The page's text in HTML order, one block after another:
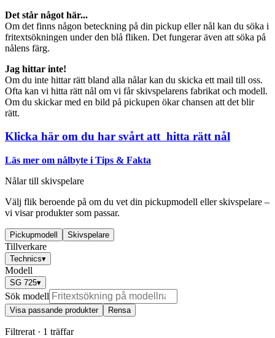
Det står något här...
Om det finns någon beteckning på din pickup eller nål kan du söka i
fritextsökningen under den blå fliken. Det fungerar även att söka på
nålens färg.
Jag hittar inte!
Om du inte hittar rätt bland alla nålar kan du skicka ett mail till oss.
Ofta kan vi hitta rätt nål om vi får skivspelarens fabrikat och modell.
Om du skickar med en bild på pickupen ökar chansen att det blir
rätt.
Klicka här om du har svårt att hitta rätt nål
Läs mer om nålbyte i Tips & Fakta
Nålar till skivspelare
Välj flik beroende på om du vet din pickupmodell eller skivspelare –
vi visar produkter som passar.
Pickupmodell Skivspelare
Tillverkare
Technics▾
Modell
SG 725▾
Sök modell
Visa passande produkter Rensa
Filtrerat · 1 träffar